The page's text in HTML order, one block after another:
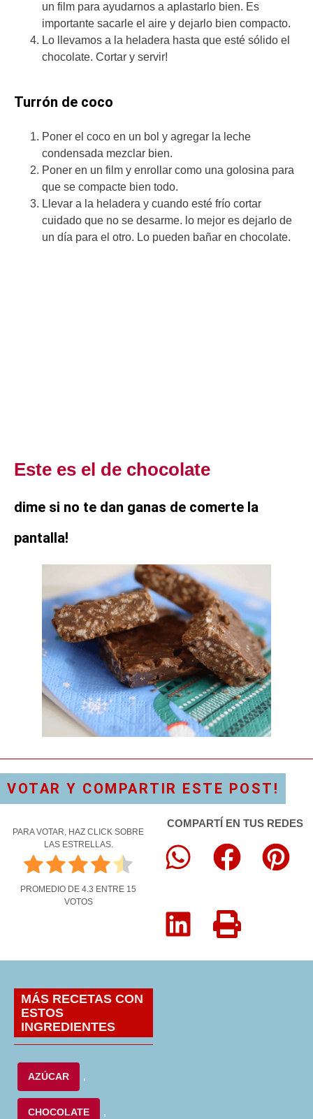
un film para ayudarnos a aplastarlo bien. Es
importante sacarle el aire y dejarlo bien compacto.
Lo llevamos a la heladera hasta que esté sólido el
chocolate. Cortar y servir!
Turrón de coco
Poner el coco en un bol y agregar la leche
condensada mezclar bien.
Poner en un film y enrollar como una golosina para
que se compacte bien todo.
Llevar a la heladera y cuando esté frío cortar
cuidado que no se desarme. lo mejor es dejarlo de
un día para el otro. Lo pueden bañar en chocolate.
Este es el de chocolate
dime si no te dan ganas de comerte la
pantalla!
VOTAR Y COMPARTIR ESTE POST!
PARA VOTAR, HAZ CLICK SOBRE
LAS ESTRELLAS.
PROMEDIO DE 4.3 ENTRE 15
VOTOS
COMPARTÍ EN TUS REDES
MÁS RECETAS CON
ESTOS
INGREDIENTES
AZÚCAR ,
CHOCOLATE ,